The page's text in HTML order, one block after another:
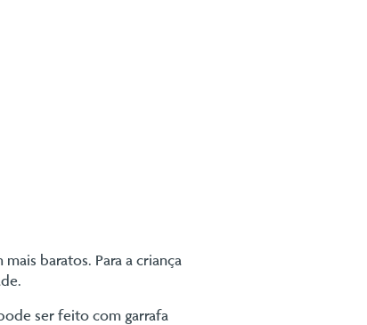
baratos. Para a criança
ser feito com garrafa